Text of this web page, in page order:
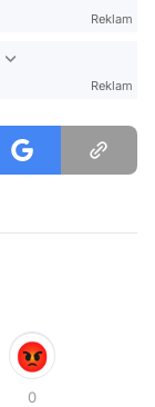
Reklam
Reklam
0